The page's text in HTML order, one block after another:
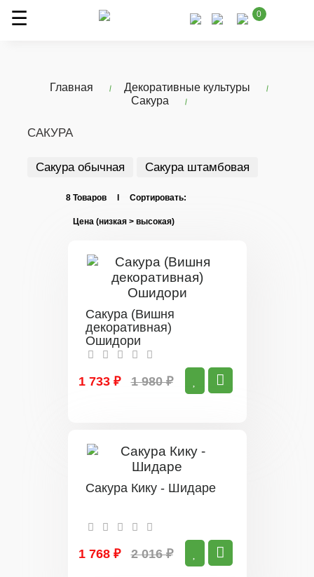
0
Главная
Декоративные культуры
Сакура
САКУРА
Сакура обычная Сакура штамбовая
8 Товаров I Сортировать:
Сакура (Вишня
декоративная)
Ошидори
1 733 ₽ 1 980 ₽
Сакура Кику - Шидаре
1 768 ₽ 2 016 ₽